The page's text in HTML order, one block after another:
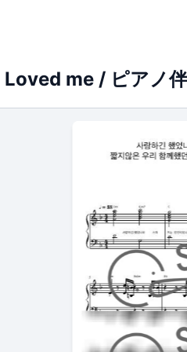
me / ピアノ